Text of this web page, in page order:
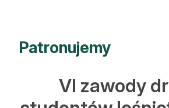
Artykuły
Hodowla lasu
Ochrona lasu
Patronujemy
VI zawody